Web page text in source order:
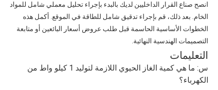
انصح صناع القرار الداخليين لديك بالبدء بإجراء تحليل معملي شامل للمواد
الخام. بعد ذلك، قم بإجراء تدقيق شامل للطاقة في الموقع. أكمل هذه
الخطوات الأساسية الحاسمة قبل طلب عروض أسعار البائعين أو متابعة
التصميمات الهندسية النهائية.
التعليمات
س: ما هي كمية الغاز الحيوي اللازمة لتوليد 1 كيلو واط من
الكهرباء؟